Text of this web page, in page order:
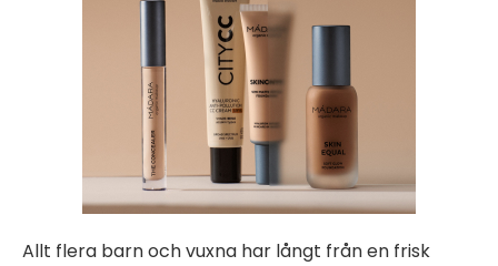
Allt flera barn och vuxna har långt från en frisk